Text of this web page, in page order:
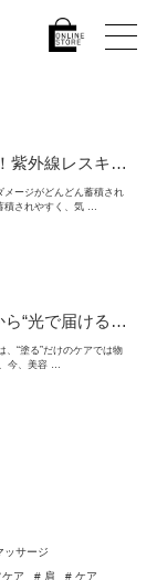
ッサージ
ア # 肩
# ケア
紫外線レスキューケア
ージがどんどん蓄積され
積されやすく、気 …
スキンケアは“塗る”から“光で届ける”時代へ。
“塗る”だけのケアでは物
今、美容 …